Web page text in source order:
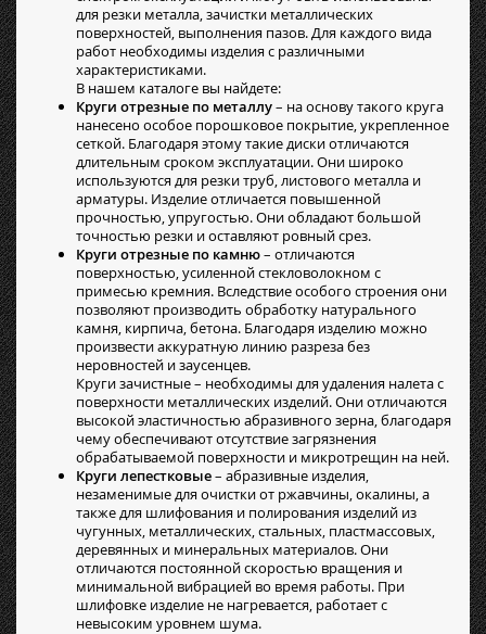
для резки металла, зачистки металлических
поверхностей, выполнения пазов. Для каждого вида
работ необходимы изделия с различными
характеристиками.
В нашем каталоге вы найдете:
Круги отрезные по металлу– на основу такого круга
нанесено особое порошковое покрытие, укрепленное
сеткой. Благодаря этому такие диски отличаются
длительным сроком эксплуатации. Они широко
используются для резки труб, листового металла и
арматуры. Изделие отличается повышенной
прочностью, упругостью. Они обладают большой
точностью резки и оставляют ровный срез.
Круги отрезные по камню– отличаются
поверхностью, усиленной стекловолокном с
примесью кремния. Вследствие особого строения они
позволяют производить обработку натурального
камня, кирпича, бетона. Благодаря изделию можно
произвести аккуратную линию разреза без
неровностей и заусенцев.
Круги зачистные – необходимы для удаления налета с
поверхности металлических изделий. Они отличаются
высокой эластичностью абразивного зерна, благодаря
чему обеспечивают отсутствие загрязнения
обрабатываемой поверхности и микротрещин на ней.
Круги лепестковые– абразивные изделия,
незаменимые для очистки от ржавчины, окалины, а
также для шлифования и полирования изделий из
чугунных, металлических, стальных, пластмассовых,
деревянных и минеральных материалов. Они
отличаются постоянной скоростью вращения и
минимальной вибрацией во время работы. При
шлифовке изделие не нагревается, работает с
невысоким уровнем шума.